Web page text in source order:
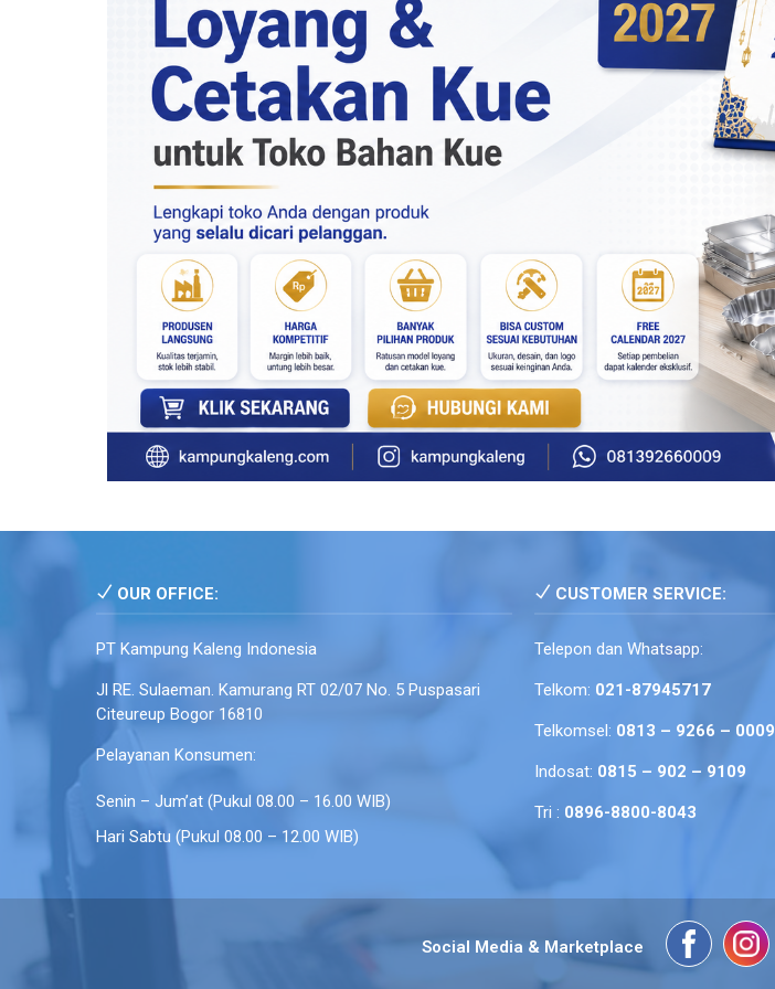
OUR OFFICE:
PT Kampung Kaleng Indonesia
Jl RE. Sulaeman. Kamurang RT 02/07 No. 5 Puspasari
Citeureup Bogor 16810
Pelayanan Konsumen:
Senin – Jum’at (Pukul 08.00 – 16.00 WIB)
Hari Sabtu (Pukul 08.00 – 12.00 WIB)
CUSTOMER SERVICE:
Telepon dan Whatsapp:
Telkom: 021-87945717
Telkomsel: 0813 – 9266 – 0009
Indosat: 0815 – 902 – 9109
Tri : 0896-8800-8043
Social Media & Marketplace